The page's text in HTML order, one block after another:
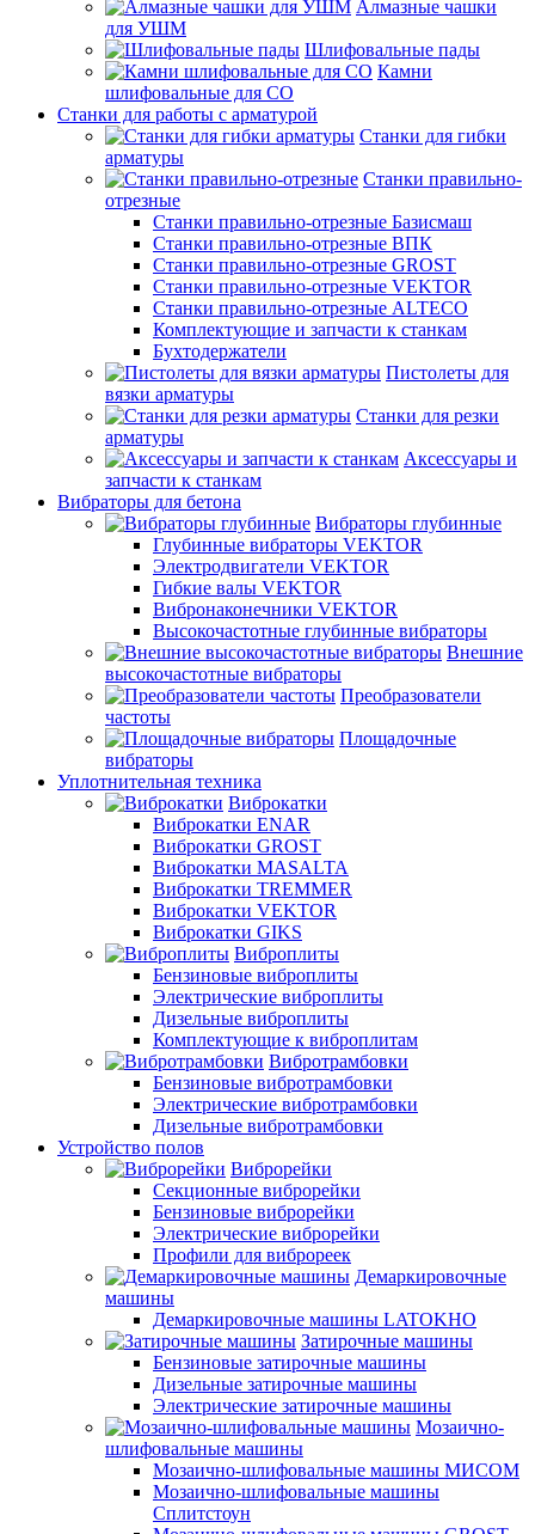
Алмазные чашки
для УШМ
Шлифовальные пады
Камни
шлифовальные для СО
Станки для работы с арматурой
Станки для гибки
арматуры
Станки правильно-
отрезные
Станки правильно-отрезные Базисмаш
Станки правильно-отрезные ВПК
Станки правильно-отрезные GROST
Станки правильно-отрезные VEKTOR
Станки правильно-отрезные ALTECO
Комплектующие и запчасти к станкам
Бухтодержатели
Пистолеты для
вязки арматуры
Станки для резки
арматуры
Аксессуары и
запчасти к станкам
Вибраторы для бетона
Вибраторы глубинные
Глубинные вибраторы VEKTOR
Электродвигатели VEKTOR
Гибкие валы VEKTOR
Вибронаконечники VEKTOR
Высокочастотные глубинные вибраторы
Внешние
высокочастотные вибраторы
Преобразователи
частоты
Площадочные
вибраторы
Уплотнительная техника
Виброкатки
Виброкатки ENAR
Виброкатки GROST
Виброкатки MASALTA
Виброкатки TREMMER
Виброкатки VEKTOR
Виброкатки GIKS
Виброплиты
Бензиновые виброплиты
Электрические виброплиты
Дизельные виброплиты
Комплектующие к виброплитам
Вибротрамбовки
Бензиновые вибротрамбовки
Электрические вибротрамбовки
Дизельные вибротрамбовки
Устройство полов
Виброрейки
Секционные виброрейки
Бензиновые виброрейки
Электрические виброрейки
Профили для виброреек
Демаркировочные
машины
Демаркировочные машины LATOKHO
Затирочные машины
Бензиновые затирочные машины
Дизельные затирочные машины
Электрические затирочные машины
Мозаично-
шлифовальные машины
Мозаично-шлифовальные машины МИСОМ
Мозаично-шлифовальные машины
Сплитстоун